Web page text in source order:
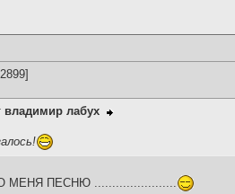
владимир лабух
МЕНЯ ПЕСНЮ .......................